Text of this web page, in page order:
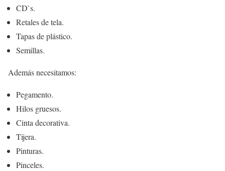
CD`s.
Retales de tela.
Tapas de plástico.
Semillas.
Además necesitamos:
Pegamento.
Hilos gruesos.
Cinta decorativa.
Tijera.
Pinturas.
Pinceles.